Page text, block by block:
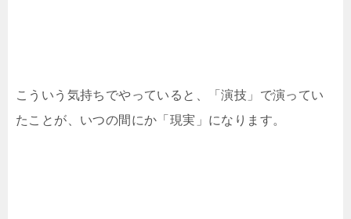
こういう気持ちでやっていると、「演技」で演ってい
たことが、いつの間にか「現実」になります。